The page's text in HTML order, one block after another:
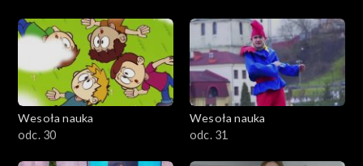
Wesoła nauka
odc. 30
Wesoła nauka
odc. 31